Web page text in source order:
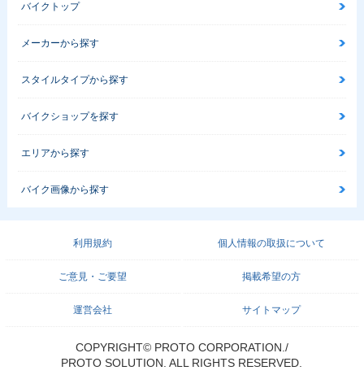
バイクトップ
メーカーから探す
スタイルタイプから探す
バイクショップを探す
エリアから探す
バイク画像から探す
利用規約 個人情報の取扱について
ご意見・ご要望 掲載希望の方
運営会社 サイトマップ
COPYRIGHT© PROTO CORPORATION./
PROTO SOLUTION. ALL RIGHTS RESERVED.